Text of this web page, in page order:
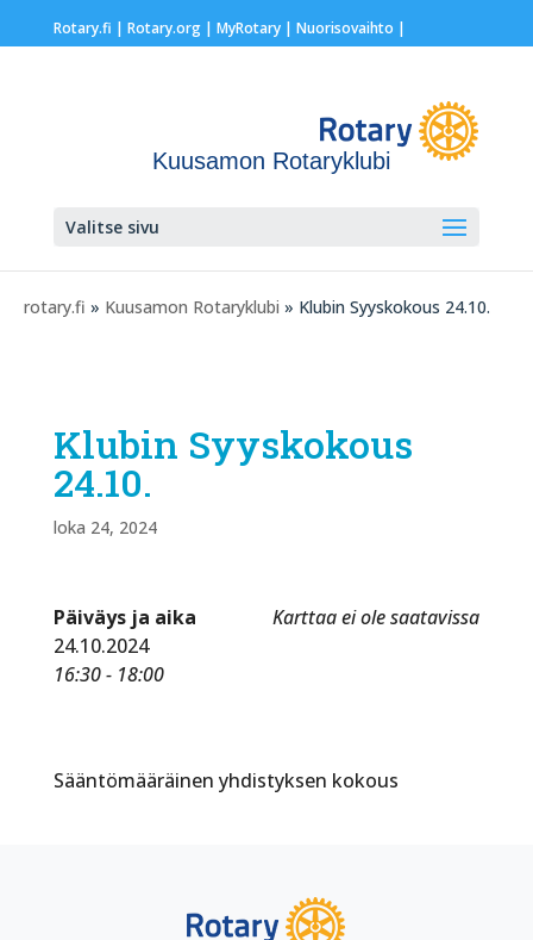
Rotary.fi | Rotary.org| MyRotary | Nuorisovaihto |
Kuusamon Rotaryklubi
Valitse sivu
rotary.fi » Kuusamon Rotaryklubi » Klubin Syyskokous 24.10.
Klubin Syyskokous
24.10.
loka 24, 2024
Karttaa ei ole saatavissa
Päiväys ja aika
24.10.2024
16:30 - 18:00
Sääntömääräinen yhdistyksen kokous